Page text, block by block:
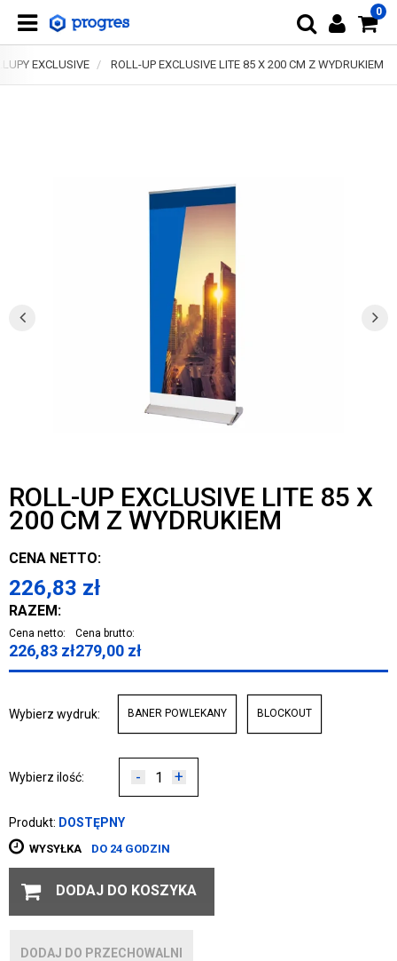
0
EXCLUSIVE ROLL-UP EXCLUSIVE LITE 85 X 200 CM Z WYDRUKIEM
ROLL-UP EXCLUSIVE LITE 85 X
200 CM Z WYDRUKIEM
CENA NETTO:
226,83 zł
RAZEM:
Cena netto:
226,83 zł
Cena brutto:
279,00 zł
Wybierz wydruk: BANER POWLEKANY BLOCKOUT
Wybierz ilość: - +
Produkt: DOSTĘPNY
WYSYŁKA DO 24 GODZIN
DODAJ DO KOSZYKA
DODAJ DO PRZECHOWALNI